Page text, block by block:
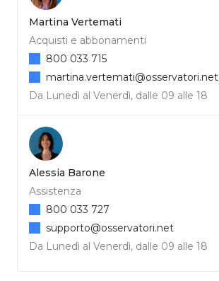
Martina Vertemati
Acquisti e abbonamenti
Da Lunedì al Venerdì, dalle 09 alle 18
800 033 715
martina.vertemati@osservatori.net
Alessia Barone
Assistenza
Da Lunedì al Venerdì, dalle 09 alle 18
800 033 727
supporto@osservatori.net